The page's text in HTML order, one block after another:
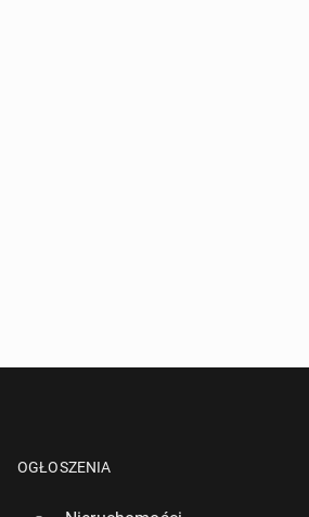
OGŁOSZENIA